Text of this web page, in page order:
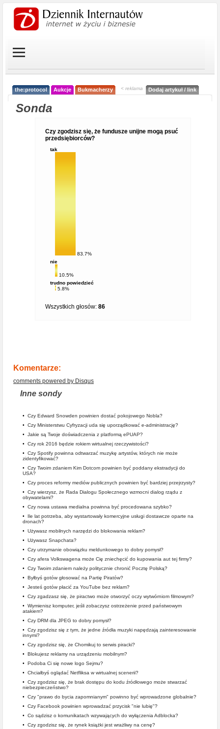
the:protocol Aukcje Bukmacherzy < reklama Dodaj artykuł / link
Sonda
Czy zgodzisz się, że fundusze unijne mogą psuć
przedsiębiorców?
tak
83.7%
nie
10.5%
trudno powiedzieć
5.8%
Wszystkich głosów: 86
Komentarze:
comments powered by Disqus
Inne sondy
• Czy Edward Snowden powinien dostać pokojowego Nobla?
• Czy Ministerstwu Cyfryzacji uda się uporządkować e-administrację?
• Jakie są Twoje doświadczenia z platformą ePUAP?
• Czy rok 2016 będzie rokiem wirtualnej rzeczywistości?
• Czy Spotify powinna odtwarzać muzykę artystów, których nie może
zidentyfikować?
• Czy Twoim zdaniem Kim Dotcom powinien być poddany ekstradycji do
USA?
• Czy proces reformy mediów publicznych powinien być bardziej przejrzysty?
• Czy wierzysz, że Rada Dialogu Społecznego wzmocni dialog rządu z
obywatelami?
• Czy nowa ustawa medialna powinna być procedowana szybko?
• Ile lat potrzeba, aby wystartowały komercyjne usługi dostawcze oparte na
dronach?
• Używasz mobilnych narzędzi do blokowania reklam?
• Używasz Snapchata?
• Czy utrzymanie obowiązku meldunkowego to dobry pomysł?
• Czy afera Volkswagena może Cię zniechęcić do kupowania aut tej firmy?
• Czy Twoim zdaniem należy politycznie chronić Pocztę Polską?
• Byłbyś gotów głosować na Partię Piratów?
• Jesteś gotów płacić za YouTube bez reklam?
• Czy zgadzasz się, że piractwo może otworzyć oczy wytwórniom filmowym?
• Wymienisz komputer, jeśli zobaczysz ostrzeżenie przed państwowym
atakiem?
• Czy DRM dla JPEG to dobry pomysł?
• Czy zgodzisz się z tym, że jedne źródła muzyki napędzają zainteresowanie
innymi?
• Czy zgodzisz się, że Chomikuj to serwis piracki?
• Blokujesz reklamy na urządzeniu mobilnym?
• Podoba Ci się nowe logo Sejmu?
• Chciałbyś oglądać Netfliksa w wirtualnej scenerii?
• Czy zgodzisz się, że brak dostępu do kodu źródłowego może stwarzać
niebezpieczeństwo?
• Czy "prawo do bycia zapomnianym" powinno być wprowadzone globalnie?
• Czy Facebook powinien wprowadzać przycisk "nie lubię"?
• Co sądzisz o komunikatach wzywających do wyłączenia Adblocka?
• Czy zgodzisz się, że rynek książki jest wrażliwy na cenę?